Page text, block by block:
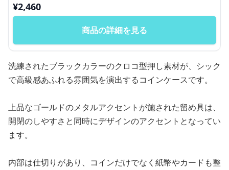
¥2,460
商品の詳細を見る
洗練されたブラックカラーのクロコ型押し素材が、シック
で高級感あふれる雰囲気を演出するコインケースです。
上品なゴールドのメタルアクセントが施された留め具は、
開閉のしやすさと同時にデザインのアクセントとなってい
ます。
内部は仕切りがあり、コインだけでなく紙幣やカードも整